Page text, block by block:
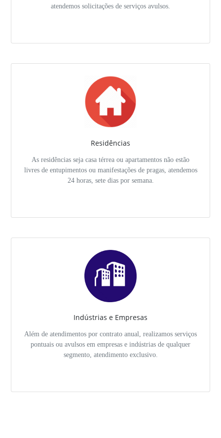
atendemos solicitações de serviços avulsos.
Residências
As residências seja casa térrea ou apartamentos não estão
livres de entupimentos ou manifestações de pragas, atendemos
24 horas, sete dias por semana.
Indústrias e Empresas
Além de atendimentos por contrato anual, realizamos serviços
pontuais ou avulsos em empresas e indústrias de qualquer
segmento, atendimento exclusivo.